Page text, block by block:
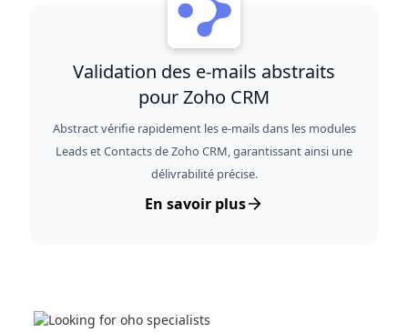
Validation des e-mails abstraits
pour Zoho CRM
Abstract vérifie rapidement les e-mails dans les modules
Leads et Contacts de Zoho CRM, garantissant ainsi une
délivrabilité précise.
En savoir plus